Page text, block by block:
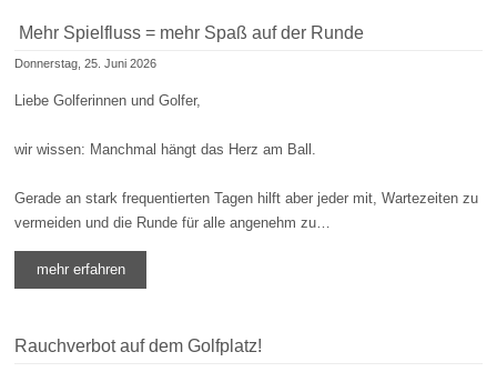
Mehr Spielfluss = mehr Spaß auf der Runde
Donnerstag, 25. Juni 2026
Liebe Golferinnen und Golfer,
wir wissen: Manchmal hängt das Herz am Ball.
Gerade an stark frequentierten Tagen hilft aber jeder mit, Wartezeiten zu
vermeiden und die Runde für alle angenehm zu…
mehr erfahren
Rauchverbot auf dem Golfplatz!